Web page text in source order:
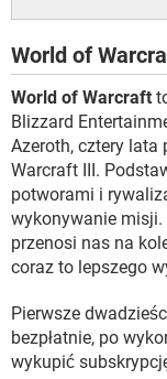
World of
World of Warcraft
Blizzard
Azeroth, cztery lata
Warcraft III.
potworami i
wykonywanie misji.
przenosi nas na
coraz to lepszego
Pierwsze
bezpłatnie, po
wykupić